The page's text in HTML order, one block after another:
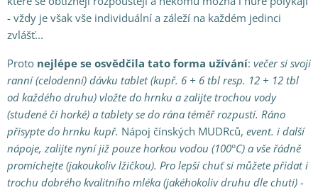
- vždy je však vše individuální a záleží na každém jedinci
zvlášť...
Proto nejlépe se osvědčila tato forma užívání: večer si svoji
ranní (celodenní) dávku tablet (kupř. 6 + 6 tbl resp. 12 + 12 tbl
od každého druhu) vložte do hrnku a zalijte trochou vody
(studené či horké) a tabletyse do rána téměř rozpustí. Ráno
přisypte do hrnku kupř. Nápoj čínských MUDRců, event. i další
nápoje, zalijte nyní již pouze horkou vodou (100°C) a vše řádně
promíchejte (jakoukoliv lžičkou). Pro lepší chuť si můžete přidat i
trochu dobrého kvalitního mléka (jakéhokoliv druhu dle chuti) -